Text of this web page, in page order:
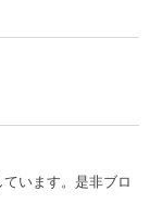
います。是非ブロ